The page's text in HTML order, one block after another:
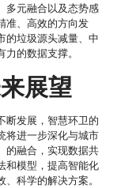
多元融合以及态势感
准、高效的方向发
的垃圾源头减量、中
的数据支撑。
展望
断发展，智慧环卫的
将进一步深化与城市
的融合，实现数据共
和模型，提高智能化
科学的解决方案。